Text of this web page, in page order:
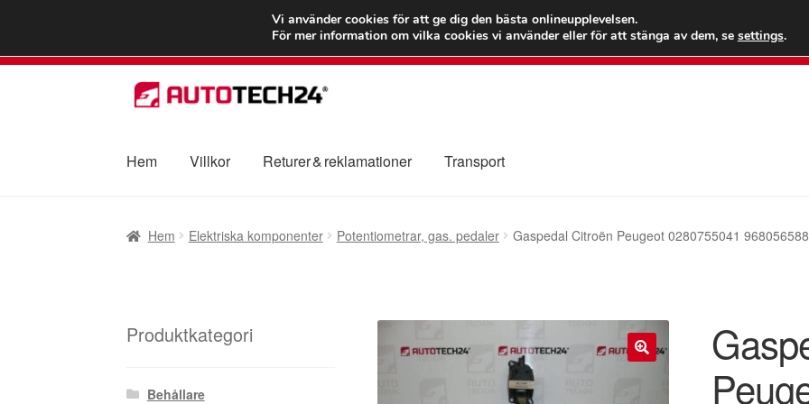
FRAKT från 75 kr
Ring
Hoppa
till
Hoppa
till
Hem Villkor Returer & reklamationer Transport
Hem Elektriska komponenter Potentiometrar, gas. pedaler Gaspedal Citroën Peugeot 0280755041
Produktkategori
Behållare
Vi använder cookies för att ge dig den bästa onlineupplevelsen.
För mer information om vilka cookies vi använder eller för att stänga av dem, se settings.